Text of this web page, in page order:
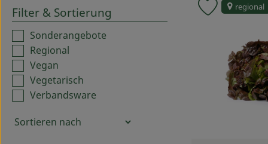
Filter & Sortierung
Sonderangebote
Regional
Vegan
Vegetarisch
Verbandsware
regional
Produkt